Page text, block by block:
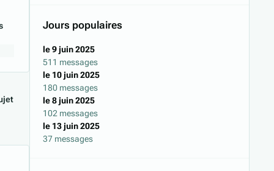
Jours populaires
le 9 juin 2025
511 messages
le 10 juin 2025
180 messages
le 8 juin 2025
102 messages
le 13 juin 2025
37 messages